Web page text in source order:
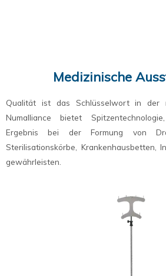
Medizinische
Qualität ist das Schlüsselwort in der
Numalliance bietet
Ergebnis bei der Formung von
Sterilisationskörbe, Krankenhausbetten,
gewährleisten.